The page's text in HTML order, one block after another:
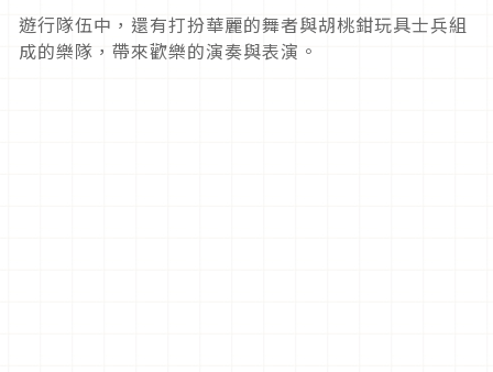
遊行隊伍中，還有打扮華麗的舞者與胡桃鉗玩具士兵組
成的樂隊，帶來歡樂的演奏與表演。